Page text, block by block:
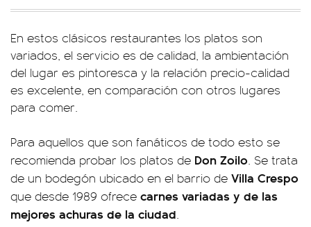
En estos clásicos restaurantes los platos son
variados, el servicio es de calidad, la ambientación
del lugar es pintoresca y la relación precio-calidad
es excelente, en comparación con otros lugares
para comer.
Para aquellos que son fanáticos de todo esto se
recomienda probar los platos de Don Zoilo. Se trata
de un bodegón ubicado en el barrio de Villa Crespo
que desde 1989 ofrece carnes variadas y de las
mejores achuras de la ciudad.